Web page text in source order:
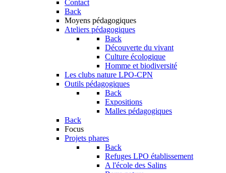
Contact
Back
Moyens pédagogiques
Ateliers pédagogiques
Back
Découverte du vivant
Culture écologique
Homme et biodiversité
Les clubs nature LPO-CPN
Outils pédagogiques
Back
Expositions
Malles pédagogiques
Back
Focus
Projets phares
Back
Refuges LPO établissement
A l'école des Salins